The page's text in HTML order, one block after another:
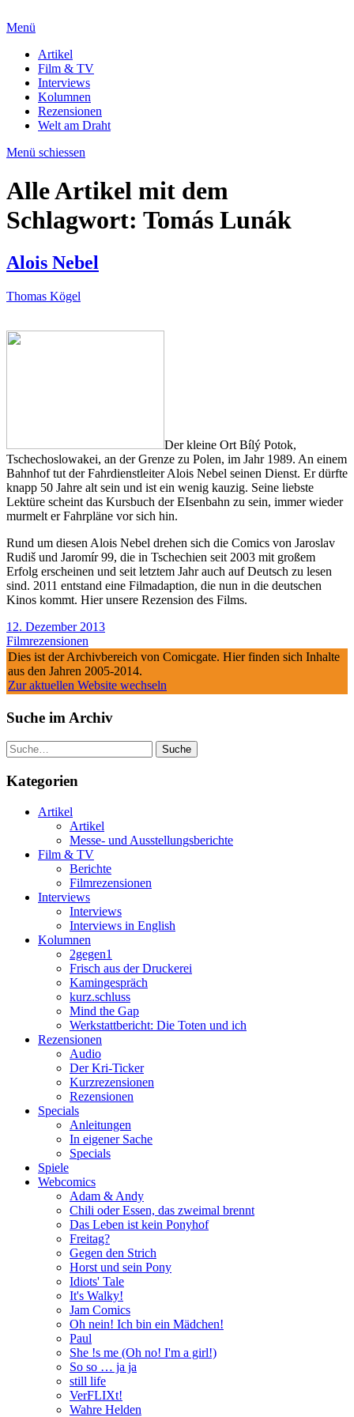
Menü
Artikel
Film & TV
Interviews
Kolumnen
Rezensionen
Welt am Draht
Menü schiessen
Alle Artikel mit dem
Schlagwort: Tomás Lunák
Alois Nebel
Thomas Kögel
Der kleine Ort Bílý Potok,
Tschechoslowakei, an der Grenze zu Polen, im Jahr 1989. An einem
Bahnhof tut der Fahrdienstleiter Alois Nebel seinen Dienst. Er dürfte
knapp 50 Jahre alt sein und ist ein wenig kauzig. Seine liebste
Lektüre scheint das Kursbuch der EIsenbahn zu sein, immer wieder
murmelt er Fahrpläne vor sich hin.
Rund um diesen Alois Nebel drehen sich die Comics von Jaroslav
Rudiš und Jaromír 99, die in Tschechien seit 2003 mit großem
Erfolg erscheinen und seit letztem Jahr auch auf Deutsch zu lesen
sind. 2011 entstand eine Filmadaption, die nun in die deutschen
Kinos kommt. Hier unsere Rezension des Films.
12. Dezember 2013
Filmrezensionen
Dies ist der Archivbereich von Comicgate. Hier finden sich Inhalte
aus den Jahren 2005-2014.
Zur aktuellen Website wechseln
Suche im Archiv
Suche
Kategorien
Artikel
Artikel
Messe- und Ausstellungsberichte
Film & TV
Berichte
Filmrezensionen
Interviews
Interviews
Interviews in English
Kolumnen
2gegen1
Frisch aus der Druckerei
Kamingespräch
kurz.schluss
Mind the Gap
Werkstattbericht: Die Toten und ich
Rezensionen
Audio
Der Kri-Ticker
Kurzrezensionen
Rezensionen
Specials
Anleitungen
In eigener Sache
Specials
Spiele
Webcomics
Adam & Andy
Chili oder Essen, das zweimal brennt
Das Leben ist kein Ponyhof
Freitag?
Gegen den Strich
Horst und sein Pony
Idiots' Tale
It's Walky!
Jam Comics
Oh nein! Ich bin ein Mädchen!
Paul
She !s me (Oh no! I'm a girl!)
So so … ja ja
still life
VerFLIXt!
Wahre Helden